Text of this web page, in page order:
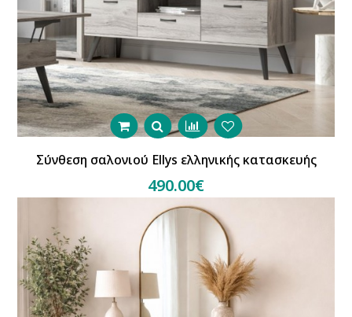
Σύνθεση σαλονιού Ellys ελληνικής κατασκευής
490.00€